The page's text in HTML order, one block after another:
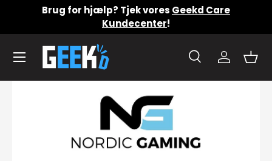
Brug for hjælp? Tjek vores Geekd Care
Kundecenter!
Søg
Produkttype
Søg KontoKurv
Menu